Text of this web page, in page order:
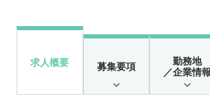
求人概要 募集要項
勤務地
／企業情報